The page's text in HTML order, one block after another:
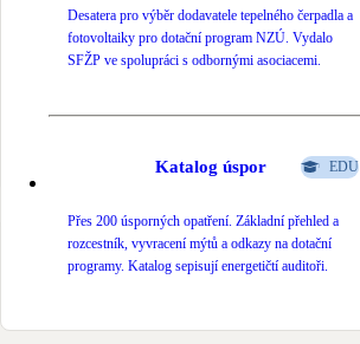
Desatera pro výběr dodavatele tepelného čerpadla a
fotovoltaiky pro dotační program NZÚ. Vydalo
SFŽP ve spolupráci s odbornými asociacemi.
Katalog úspor EDU
Přes 200 úsporných opatření. Základní přehled a
rozcestník, vyvracení mýtů a odkazy na dotační
programy. Katalog sepisují energetičtí auditoři.